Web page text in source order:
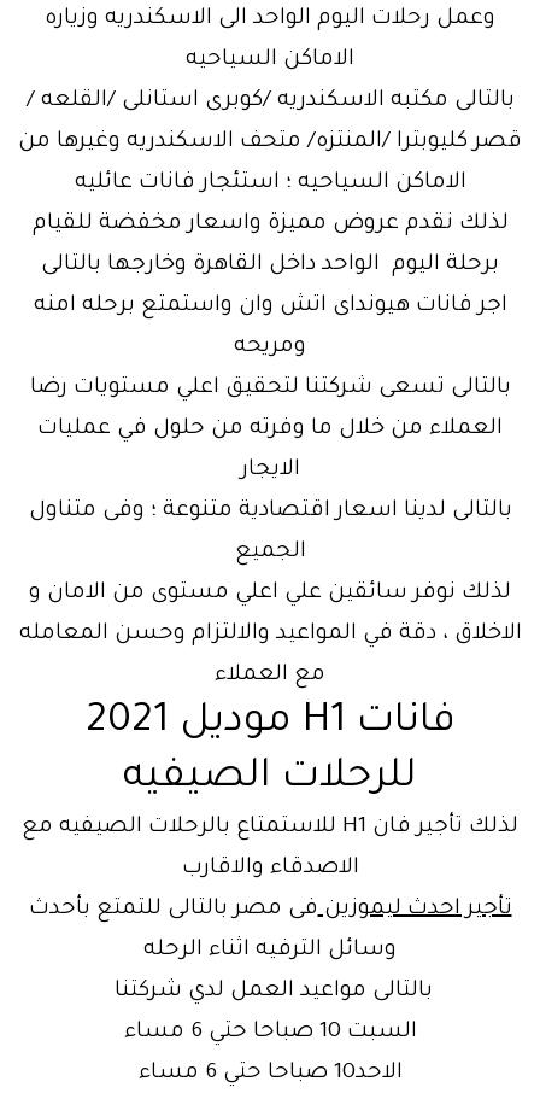
وعمل رحلات اليوم الواحد الى الاسكندريه وزياره
الاماكن السياحيه
بالتالى مكتبه الاسكندريه /كوبرى استانلى /القلعه /
قصر كليوبترا /المنتزه/ متحف الاسكندريه وغيرها من
الاماكن السياحيه ؛ استئجار فانات عائليه
لذلك نقدم عروض مميزة واسعار مخفضة للقيام
برحلة اليوم الواحد داخل القاهرة وخارجها بالتالى
اجر فانات هيونداى اتش وان واستمتع برحله امنه
ومريحه
بالتالى تسعى شركتنا لتحقيق اعلي مستويات رضا
العملاء من خلال ما وفرته من حلول في عمليات
الايجار
بالتالى لدينا اسعار اقتصادية متنوعة ؛ وفى متناول
الجميع
لذلك نوفر سائقين علي اعلي مستوى من الامان و
الاخلاق ، دقة في المواعيد والالتزام وحسن المعامله
مع العملاء
فانات H1 موديل 2021
للرحلات الصيفيه
لذلك تأجير فان H1 للاستمتاع بالرحلات الصيفيه مع
الاصدقاء والاقارب
تأجير احدث ليموزينفى مصر بالتالى للتمتع بأحدث
وسائل الترفيه اثناء الرحله
بالتالى مواعيد العمل لدي شركتنا
السبت 10 صباحا حتي 6 مساء
الاحد10 صباحا حتي 6 مساء